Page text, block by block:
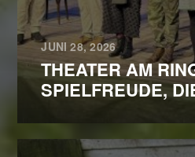
JUNI 28, 2026
THEATER AM
SPIELFREUDE,